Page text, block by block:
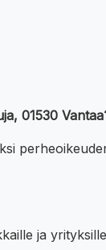
01530
ja